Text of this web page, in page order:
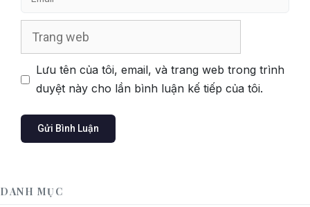
Lưu tên của tôi, email, và trang web trong trình
duyệt này cho lần bình luận kế tiếp của tôi.
DANH MỤC